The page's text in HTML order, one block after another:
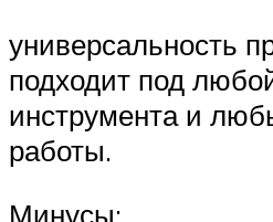
универсальность
подходит под
инструмента и
работы.
Минусы: